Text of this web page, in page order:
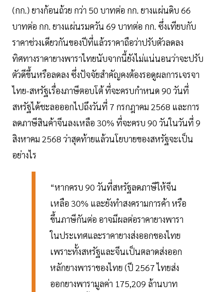
(กก.) ยางก้อนถ้วย กว่า 50 บาทต่อ กก. ยางแผ่นดิบ 66
บาทต่อ กก. ยางแผ่นรมควัน 69 บาทต่อ กก. ซึ่งเทียบกับ
ราคาช่วงเดียวกันของปีที่แล้วราคาถือว่าปรับตัวลดลง
ทิศทางราคายางพาราไทยนับจากนี้ยังไม่แน่นอนว่าจะปรับ
ตัวดีขึ้นหรือลดลง ซึ่งปัจจัยสำคัญคงต้องรอดูผลการเจรจา
ไทย-สหรัฐเรื่องภาษีตอบโต้ ที่จะครบกำหนด 90 วันที่
สหรัฐได้ชะลอออกไปถึงวันที่ 7 กรกฎาคม 2568 และการ
ลดภาษีสินค้าจีนลงเหลือ 30% ที่จะครบ 90 วันในวันที่ 9
สิงหาคม 2568 ว่าสุดท้ายแล้วนโยบายของสหรัฐจะเป็น
อย่างไร
“หากครบ 90 วันที่สหรัฐลดภาษีให้จีน
เหลือ 30% และยังทำสงครามการค้า หรือ
ขึ้นภาษีกันต่อ อาจมีผลต่อราคายางพารา
ในประเทศและราคายางส่งออกของไทย
เพราะทั้งสหรัฐและจีนเป็นตลาดส่งออก
หลักยางพาราของไทย (ปี 2567 ไทยส่ง
ออกยางพารามูลค่า 175,209 ล้านบาท